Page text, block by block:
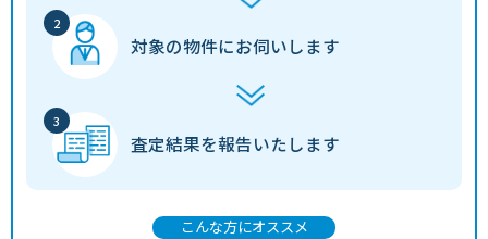
対象の物件にお伺いします
査定結果を報告いたします
こんな方にオススメ